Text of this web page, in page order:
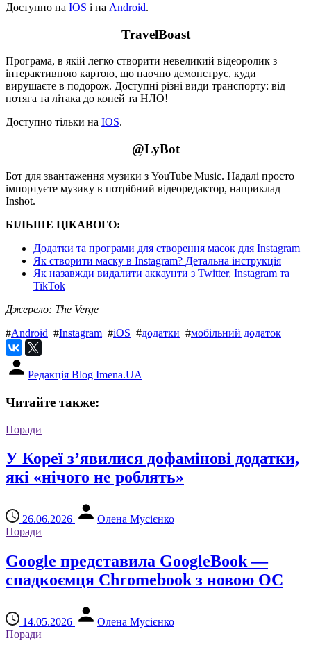
Доступно на IOS і на Android.
TravelBoast
Програма, в якій легко створити невеликий відеоролик з
інтерактивною картою, що наочно демонструє, куди
вирушаєте в подорож. Доступні різні види транспорту: від
потяга та літака до коней та НЛО!
Доступно тільки на IOS.
@LyBot
Бот для звантаження музики з YouTube Music. Надалі просто
імпортуєте музику в потрібний відеоредактор, наприклад
Inshot.
БІЛЬШЕ ЦІКАВОГО:
Додатки та програми для створення масок для Instagram
Як створити маску в Instagram? Детальна інструкція
Як назавжди видалити аккаунти з Twitter, Instagram та
TikTok
Джерело: The Verge
#Android #Instagram #iOS #додатки #мобільний додаток
Редакція Blog Imena.UA
Читайте также:
Поради
У Кореї з’явилися дофамінові додатки,
які «нічого не роблять»
26.06.2026
Олена Мусієнко
Поради
Google представила GoogleBook —
спадкоємця Chromebook з новою ОС
14.05.2026
Олена Мусієнко
Поради